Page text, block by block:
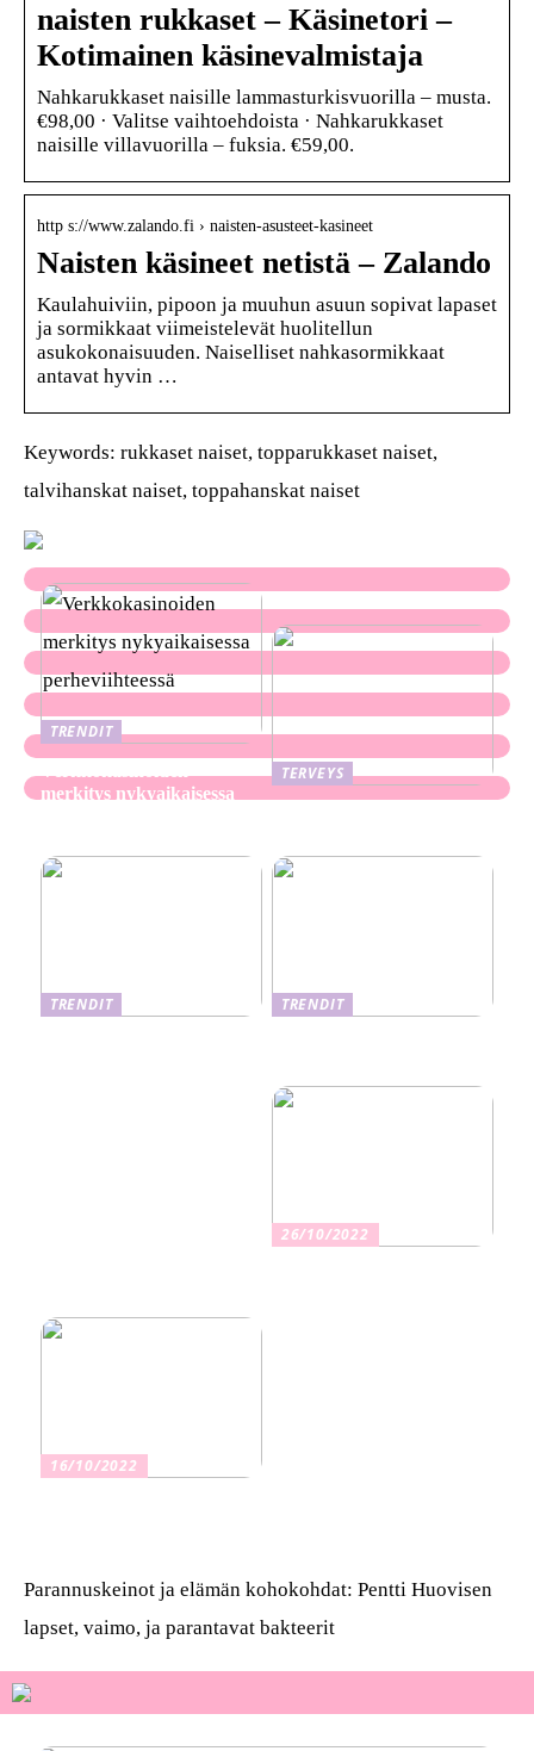
naisten rukkaset – Käsinetori –
Kotimainen käsinevalmistaja
Nahkarukkaset naisille lammasturkisvuorilla – musta.
€98,00 · Valitse vaihtoehdoista · Nahkarukkaset
naisille villavuorilla – fuksia. €59,00.
http s://www.zalando.fi › naisten-asusteet-kasineet
Naisten käsineet netistä – Zalando
Kaulahuiviin, pipoon ja muuhun asuun sopivat lapaset
ja sormikkaat viimeistelevät huolitellun
asukokonaisuuden. Naiselliset nahkasormikkaat
antavat hyvin …
Keywords: rukkaset naiset, topparukkaset naiset,
talvihanskat naiset, toppahanskat naiset
TRENDIT
merkitys nykyaikaisessa
TERVEYS
TRENDIT
TRENDIT
26/10/2022
16/10/2022
Parannuskeinot ja elämän kohokohdat: Pentti Huovisen
lapset, vaimo, ja parantavat bakteerit